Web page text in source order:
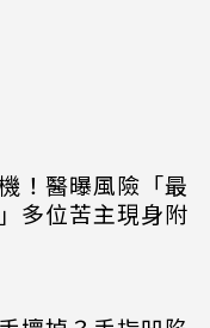
！醫曝風險「最
多位苦主現身附